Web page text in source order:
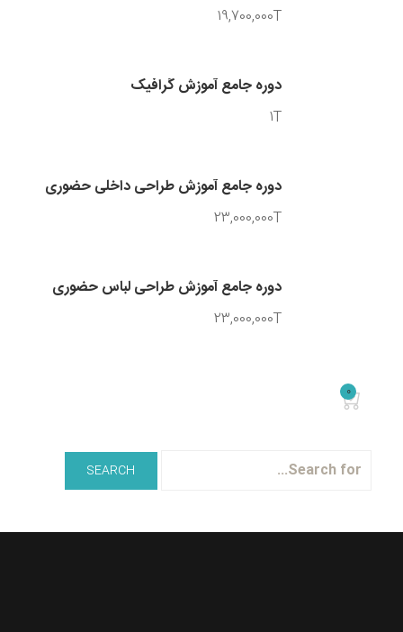
19,700,000T
دوره جامع آموزش گرافیک
1T
دوره جامع آموزش طراحی داخلی حضوری
23,000,000T
دوره جامع آموزش طراحی لباس حضوری
23,000,000T
0